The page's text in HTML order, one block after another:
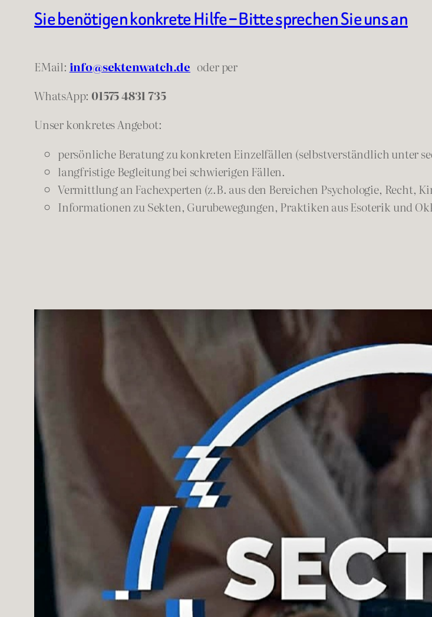
Sie benötigen konkrete Hilfe – Bitte sprechen Sie uns an
EMail: info@sektenwatch.de oderper
WhatsApp:01575 4831 735
Unser konkretes Angebot:
persönliche Beratung zu konkreten Einzelfällen (selbstverständlich unter
langfristige Begleitung bei schwierigen Fällen.
Vermittlung an Fachexperten (z.B. aus den Bereichen Psychologie, Recht,
Informationen zu Sekten, Gurubewegungen, Praktiken aus Esoterik und